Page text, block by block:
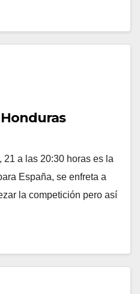
a las 20:30 horas es la
España, se enfreta a
la competición pero así